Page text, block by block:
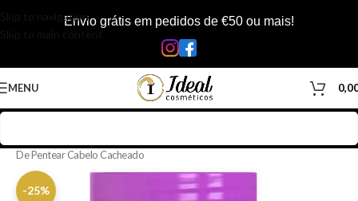
Skip to navigationEnvio grátis em pedidos de €50 ou mais!
MENU
De Pentear Cabelo Cacheado
-25%